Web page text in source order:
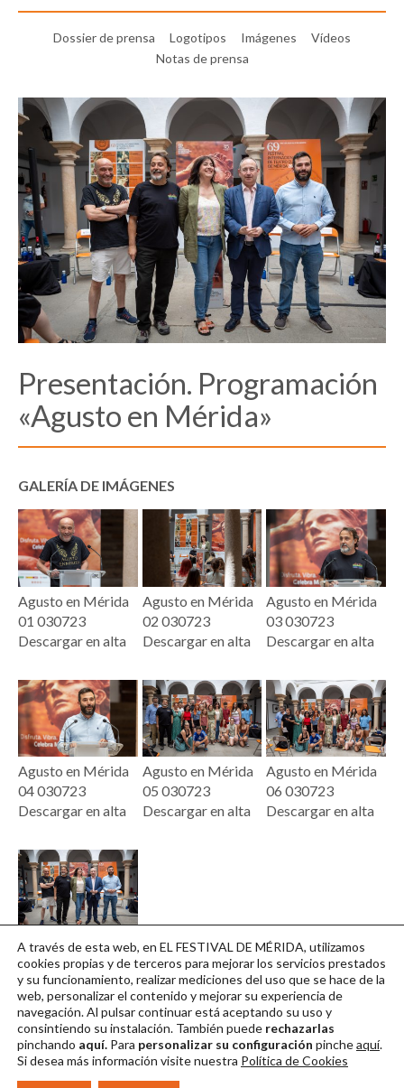
Dossier de prensa Logotipos Imágenes
Vídeos
Notas de prensa
Presentación. Programación
«Agusto en Mérida»
GALERÍA DE IMÁGENES
Agusto en Mérida
01 030723
Descargar en alta
Agusto en Mérida
02 030723
Descargar en alta
Agusto en Mérida
03 030723
Descargar en alta
Agusto en Mérida
04 030723
Descargar en alta
Agusto en Mérida
05 030723
Descargar en alta
Agusto en Mérida
06 030723
Descargar en alta
Agusto en Mérida
07 030723
Descargar en alta
A través de esta web, en EL FESTIVAL DE MÉRIDA, utilizamos
cookies propias y de terceros para mejorar los servicios prestados
y su funcionamiento, realizar mediciones del uso que se hace de la
web, personalizar el contenido y mejorar su experiencia de
navegación. Al pulsar continuarestá aceptando su uso y
consintiendo su instalación. También puede rechazarlas
pinchando aquí. Para personalizar su configuración pincheaquí.
Si desea más información visite nuestra Política de Cookies